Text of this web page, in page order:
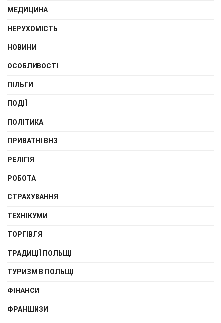
МЕДИЦИНА
НЕРУХОМІСТЬ
НОВИНИ
ОСОБЛИВОСТІ
ПІЛЬГИ
ПОДІЇ
ПОЛІТИКА
ПРИВАТНІ ВНЗ
РЕЛІГІЯ
РОБОТА
СТРАХУВАННЯ
ТЕХНІКУМИ
ТОРГІВЛЯ
ТРАДИЦІЇ ПОЛЬЩІ
ТУРИЗМ В ПОЛЬЩІ
ФІНАНСИ
ФРАНШИЗИ